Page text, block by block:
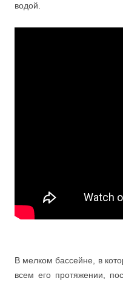
водой.
В мелком бассейне, в
всем его протяжении,